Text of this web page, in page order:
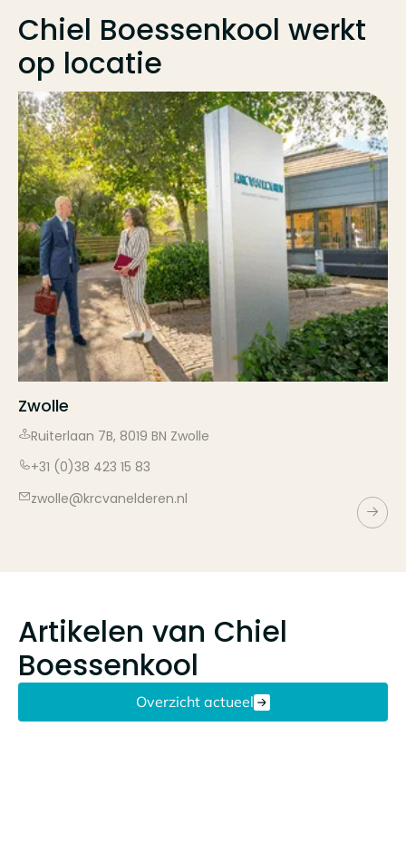
Chiel Boessenkool werkt
op locatie
Zwolle
Ruiterlaan 7B, 8019 BN Zwolle
+31 (0)38 423 15 83
zwolle@krcvanelderen.nl
Artikelen van Chiel
Boessenkool
Overzicht actueel